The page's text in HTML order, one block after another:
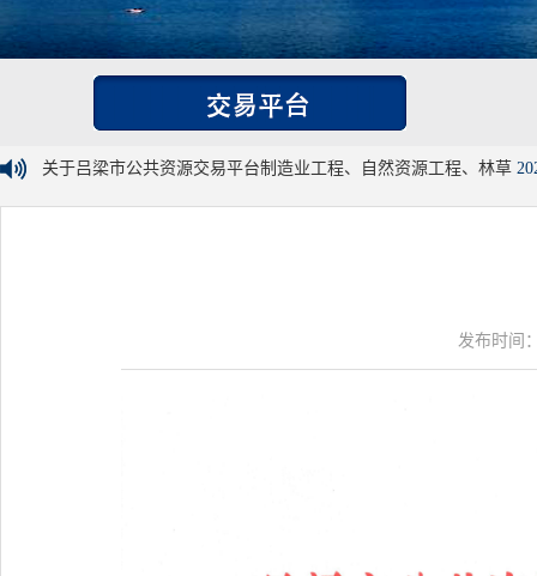
关于吕梁市公共资源交易平台制造业工程、自然资源工程、林草
发布时间